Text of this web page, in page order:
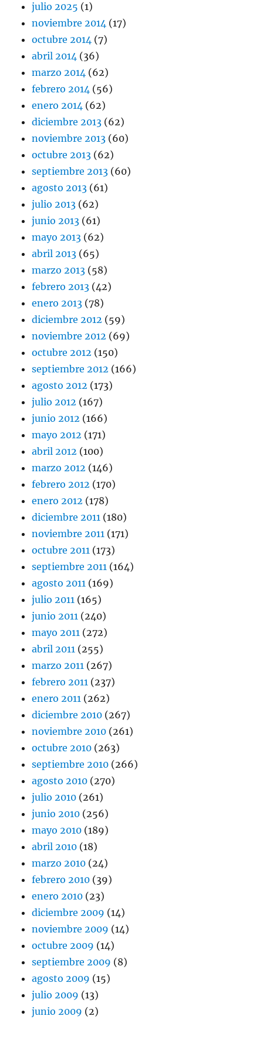
julio 2025 (1)
noviembre 2014 (17)
octubre 2014 (7)
abril 2014 (36)
marzo 2014 (62)
febrero 2014 (56)
enero 2014 (62)
diciembre 2013 (62)
noviembre 2013 (60)
octubre 2013 (62)
septiembre 2013 (60)
agosto 2013 (61)
julio 2013 (62)
junio 2013 (61)
mayo 2013 (62)
abril 2013 (65)
marzo 2013 (58)
febrero 2013 (42)
enero 2013 (78)
diciembre 2012 (59)
noviembre 2012 (69)
octubre 2012 (150)
septiembre 2012 (166)
agosto 2012 (173)
julio 2012 (167)
junio 2012 (166)
mayo 2012 (171)
abril 2012 (100)
marzo 2012 (146)
febrero 2012 (170)
enero 2012 (178)
diciembre 2011 (180)
noviembre 2011 (171)
octubre 2011 (173)
septiembre 2011 (164)
agosto 2011 (169)
julio 2011 (165)
junio 2011 (240)
mayo 2011 (272)
abril 2011 (255)
marzo 2011 (267)
febrero 2011 (237)
enero 2011 (262)
diciembre 2010 (267)
noviembre 2010 (261)
octubre 2010 (263)
septiembre 2010 (266)
agosto 2010 (270)
julio 2010 (261)
junio 2010 (256)
mayo 2010 (189)
abril 2010 (18)
marzo 2010 (24)
febrero 2010 (39)
enero 2010 (23)
diciembre 2009 (14)
noviembre 2009 (14)
octubre 2009 (14)
septiembre 2009 (8)
agosto 2009 (15)
julio 2009 (13)
junio 2009 (2)